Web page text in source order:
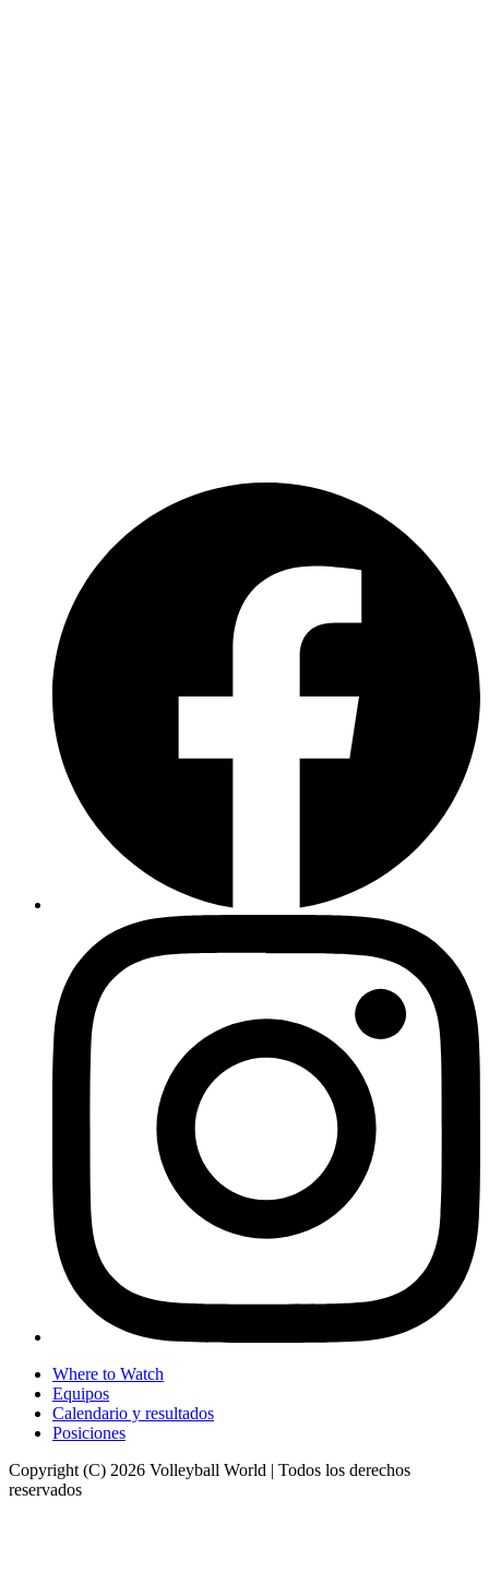
Where to Watch
Equipos
Calendario y resultados
Posiciones
Copyright (C) 2026 Volleyball World | Todos los derechos
reservados